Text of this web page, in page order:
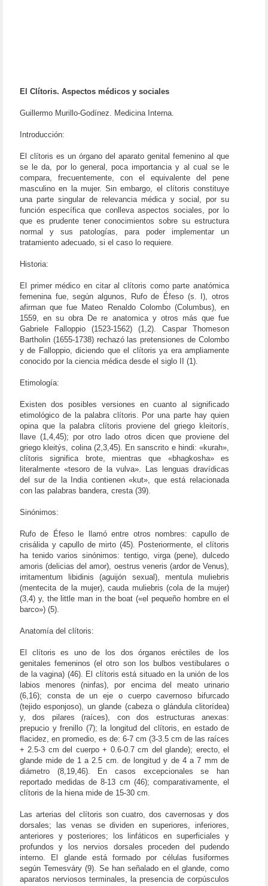
El Clítoris. Aspectos médicos y sociales
Guillermo Murillo-Godínez. Medicina Interna.
Introducción:
El clítoris es un órgano del aparato genital femenino al que
se le da, por lo general, poca importancia y al cual se le
compara, frecuentemente, con el equivalente del pene
masculino en la mujer. Sin embargo, el clítoris constituye
una parte singular de relevancia médica y social, por su
función específica que conlleva aspectos sociales, por lo
que es prudente tener conocimientos sobre su estructura
normal y sus patologías, para poder implementar un
tratamiento adecuado, si el caso lo requiere.
Historia:
El primer médico en citar al clítoris como parte anatómica
femenina fue, según algunos, Rufo de Éfeso (s. I), otros
afirman que fue Mateo Renaldo Colombo (Columbus), en
1559, en su obra De re anatomica y otros más que fue
Gabriele Falloppio (1523-1562) (1,2). Caspar Thomeson
Bartholin (1655-1738) rechazó las pretensiones de Colombo
y de Falloppio, diciendo que el clítoris ya era ampliamente
conocido por la ciencia médica desde el siglo II (1).
Etimología:
Existen dos posibles versiones en cuanto al significado
etimológico de la palabra clítoris. Por una parte hay quien
opina que la palabra clítoris proviene del griego kleitorís,
llave (1,4,45); por otro lado otros dicen que proviene del
griego kleitýs, colina (2,3,45). En sanscrito e hindi: «kurah»,
clítoris significa brote, mientras que «bhagkosha» es
literalmente «tesoro de la vulva». Las lenguas dravídicas
del sur de la India contienen «kut», que está relacionada
con las palabras bandera, cresta (39).
Sinónimos:
Rufo de Éfeso le llamó entre otros nombres: capullo de
crisálida y capullo de mirto (45). Posteriormente, el clítoris
ha tenido varios sinónimos: tentigo, virga (pene), dulcedo
amoris (delicias del amor), oestrus veneris (ardor de Venus),
irritamentum libidinis (aguijón sexual), mentula muliebris
(mentecita de la mujer), cauda muliebris (cola de la mujer)
(3,4) y, the little man in the boat («el pequeño hombre en el
barco») (5).
Anatomía del clítoris:
El clítoris es uno de los dos órganos eréctiles de los
genitales femeninos (el otro son los bulbos vestibulares o
de la vagina) (46). El clítoris está situado en la unión de los
labios menores (ninfas), por encima del meato urinario
(6,16); consta de un eje o cuerpo cavernoso bifurcado
(tejido esponjoso), un glande (cabeza o glándula clitorídea)
y, dos pilares (raíces), con dos estructuras anexas:
prepucio y frenillo (7); la longitud del clítoris, en estado de
flacidez, en promedio, es de: 6-7 cm (3-3.5 cm de las raíces
+ 2.5-3 cm del cuerpo + 0.6-0.7 cm del glande); erecto, el
glande mide de 1 a 2.5 cm. de longitud y de 4 a 7 mm de
diámetro (8,19,46). En casos excepcionales se han
reportado medidas de 8-13 cm (46); comparativamente, el
clítoris de la hiena mide de 15-30 cm.
Las arterias del clítoris son cuatro, dos cavernosas y dos
dorsales; las venas se dividen en superiores, inferiores,
anteriores y posteriores; los linfáticos en superficiales y
profundos y los nervios dorsales proceden del pudendo
interno. El glande está formado por células fusiformes
según Temesváry (9). Se han señalado en el glande, como
aparatos nerviosos terminales, la presencia de corpúsculos